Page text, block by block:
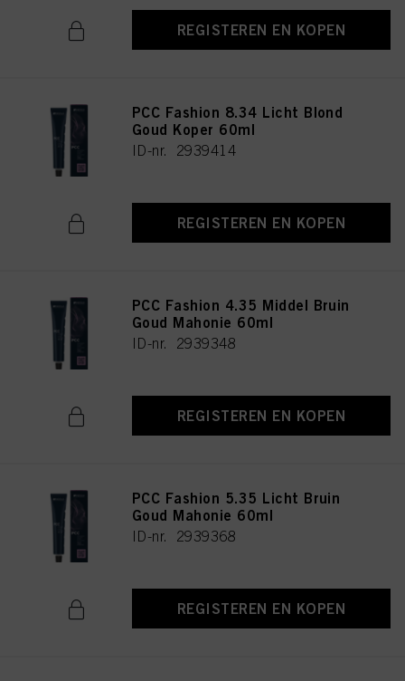
REGISTEREN EN KOPEN
PCC Fashion 8.34 Licht Blond
Goud Koper 60ml
ID-nr. 2939414
REGISTEREN EN KOPEN
PCC Fashion 4.35 Middel Bruin
Goud Mahonie 60ml
ID-nr. 2939348
REGISTEREN EN KOPEN
PCC Fashion 5.35 Licht Bruin
Goud Mahonie 60ml
ID-nr. 2939368
REGISTEREN EN KOPEN